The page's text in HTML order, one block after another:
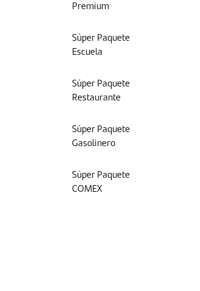
Premium
Súper Paquete
Escuela
Súper Paquete
Restaurante
Súper Paquete
Gasolinero
Súper Paquete
COMEX